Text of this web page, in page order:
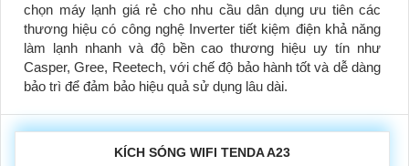
chọn máy lạnh giá rẻ cho nhu cầu dân dụng ưu tiên các
thương hiệu có công nghệ Inverter tiết kiệm điện khả năng
làm lạnh nhanh và độ bền cao thương hiệu uy tín như
Casper, Gree, Reetech, với chế độ bảo hành tốt và dễ dàng
bảo trì để đảm bảo hiệu quả sử dụng lâu dài.
KÍCH SÓNG WIFI TENDA A23